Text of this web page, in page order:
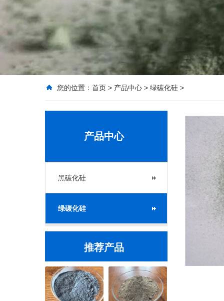
您的位置： 首页 > 产品中心 > 绿碳化硅 >
产品中心
黑碳化硅
绿碳化硅
推荐产品